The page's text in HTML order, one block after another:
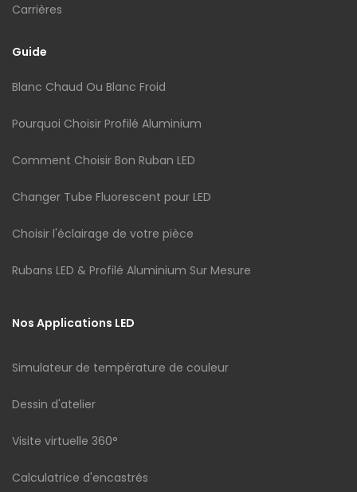
Carrières
Guide
Blanc Chaud Ou Blanc Froid
Pourquoi Choisir Profilé Aluminium
Comment Choisir Bon Ruban LED
Changer Tube Fluorescent pour LED
Choisir l'éclairage de votre pièce
Rubans LED & Profilé Aluminium Sur Mesure
Nos Applications LED
Simulateur de température de couleur
Dessin d'atelier
Visite virtuelle 360°
Calculatrice d'encastrés